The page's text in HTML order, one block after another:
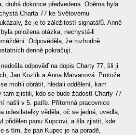
druhá dokonce předvedena. Oběma byla
Charta 77 ke Světovému
že je to záležitostí signatářů. Anně
položena otázka, nechystá-li
Odpověděla, že rozhodně
denně pokračují.
odpověď na dopis Charty 77, šli ji
Jan Kozlík a Anna Marvanová. Protože
mohli obrátit, hledali oddělení, kam
tam zjistili, kdo se bude žádostí Charty 77
našli v 5. patře. Přítomná pracovnice
odesilatelky věděla, oč se jedná, uvedla,
přidělen panu Kupcovi, a šla zjistit, kde
s tím, že pan Kupec je na poradě,